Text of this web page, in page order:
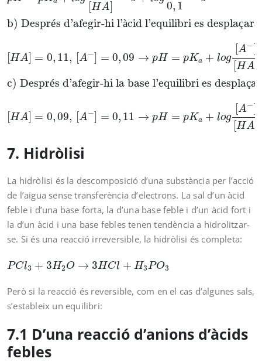
HA 0, 1
b) Després d’afegir-hi l’àcid l’equilibri es desplaçarà
HA = 0, 11, A− = 0, 09 → pH = pKa + log
A−
[HA
c) Després d’afegir-hi la base l’equilibri es desplaçar
HA = 0,09, A− = 0, 11 → pH = pKa + log
A−
[HA
7. Hidròlisi
La hidròlisi és la descomposició d’una substància per l’acció
de l’aigua sense transferència d’electrons. La sal d’un àcid
feble i d’una base forta, la d’una base feble i d’un àcid fort i
la d’un àcid i una base febles tenen tendència a hidrolitzar-
se. Si és una reacció irreversible, la hidròlisi és completa:
PCl3 + 3H2O → 3HCl + H3PO3
PCl3 3 H2O → H Cl+H3 P O3
Però si la reacció és reversible, com en el cas d’algunes sals,
s’estableix un equilibri:
7.1 D’una reacció d’anions d’àcids
febles